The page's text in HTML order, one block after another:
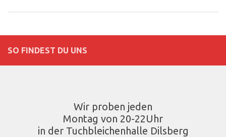
SO FINDEST DU UNS
Wir proben jeden
Montag von 20-22Uhr
in der Tuchbleichenhalle Dilsberg